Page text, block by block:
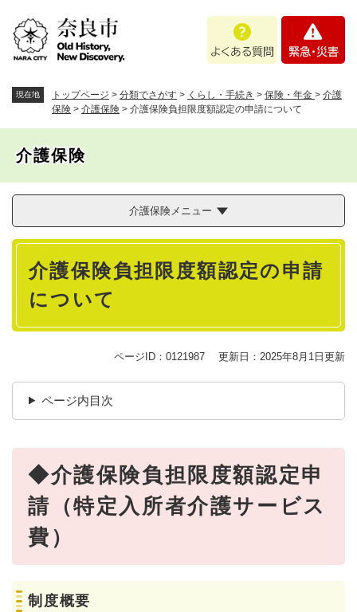
あ
問
・
現在地 トップページ > 分類でさがす > くらし・手続き > 保険・年金 > 介護
保険 > 介護保険 > 介護保険負担限度額認定の申請について
介護保険
介護保険メニュー
本
介護保険負担限度額認定の申請
について
ページID：0121987 更新日：2025年8月1日更新
ページ内目次
◆介護保険負担限度額認定申
請（特定入所者介護サービス
費）
制度概要